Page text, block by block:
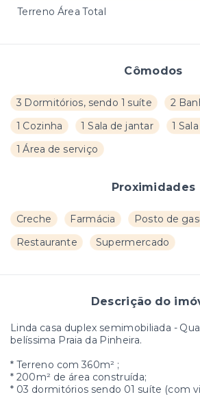
Cômodos
3 Dormitórios, sendo 1 suíte 2
1 Cozinha
1 Sala de jantar
1
1 Área de serviço
Proximidades
Creche Farmácia
Posto de
Restaurante
Supermercado
Descrição do
Linda casa duplex semimobiliada -
belíssima Praia da Pinheira.
* Terreno com 360m² ;
* 200m² de área construída;
* 03 dormitórios sendo 01 suíte (com
Terreno Área Total